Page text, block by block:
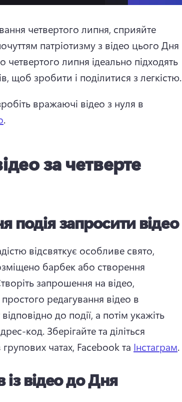
четвертого липня, сприяйте
патріотизму з відео цього Дня
четвертого липня ідеально підходять
щоб зробити і поділитися з легкістю.
вражаючі відео з нуля в
.
за четверте
подія запросити відео
відсвяткує особливе свято,
барбек або створення
запрошення на відео,
редагування відео в
до події, а потім укажіть
код. Зберігайте та діліться
чатах, Facebook та Інстаграм.
із відео до Дня